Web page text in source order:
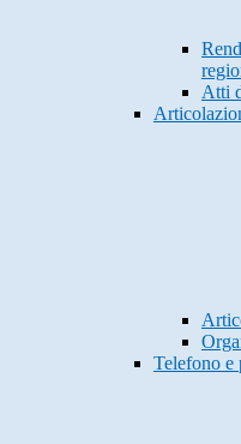
Atti
Telefono e